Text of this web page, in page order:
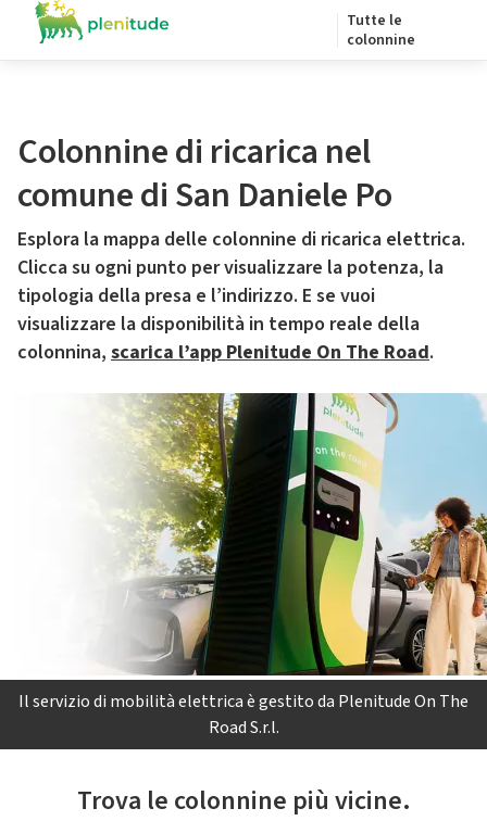
Tutte le
colonnine
Colonnine di ricarica nel
comune di San Daniele Po
Esplora la mappa delle colonnine di ricarica elettrica.
Clicca su ogni punto per visualizzare la potenza, la
tipologia della presa e l’indirizzo. E se vuoi
visualizzare la disponibilità in tempo reale della
colonnina, scarica l’app Plenitude On The Road.
Il servizio di mobilità elettrica è gestito da Plenitude On The
Road S.r.l.
Trova le colonnine più vicine.